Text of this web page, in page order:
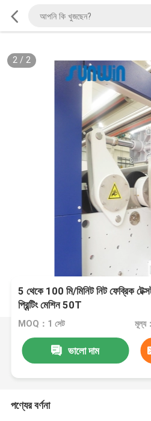
2/ 2
5 থেকে 100 মি/মিনিট নিট ফেব্রিক
প্রিন্টিং মেশিন 50T
MOQ：1 সেট মূল্য
ভালো দাম
পণ্যের বর্ণনা